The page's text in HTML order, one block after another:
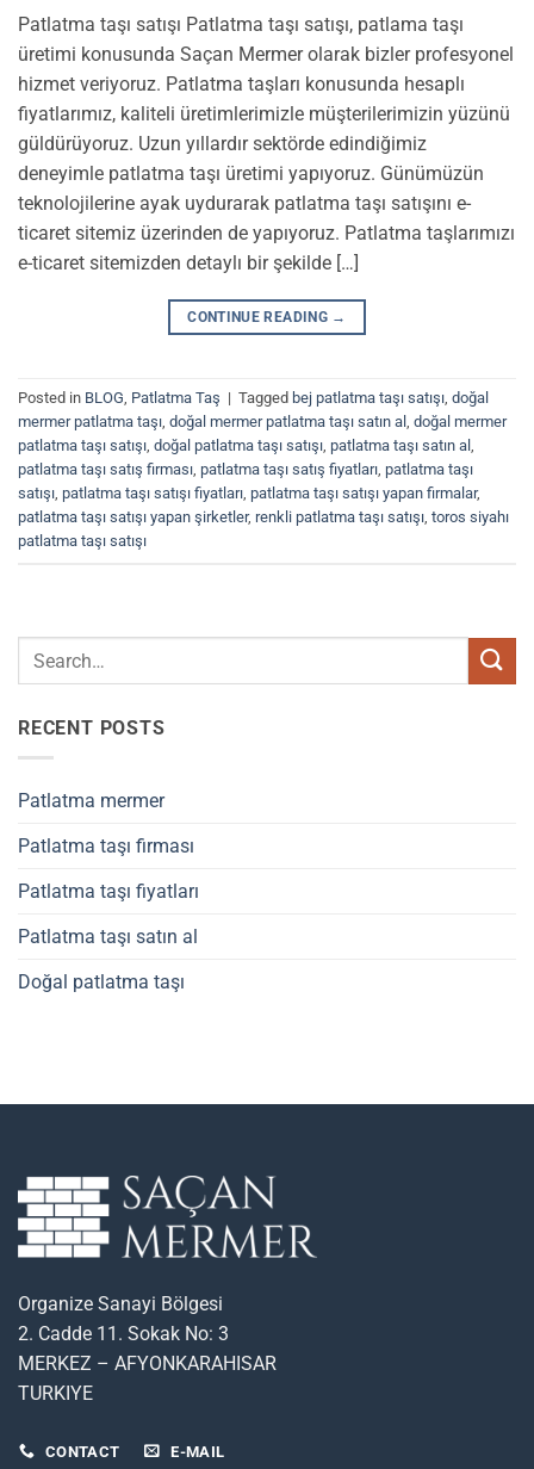
Patlatma taşı satışı Patlatma taşı satışı, patlama taşı
üretimi konusunda Saçan Mermer olarak bizler profesyonel
hizmet veriyoruz. Patlatma taşları konusunda hesaplı
fiyatlarımız, kaliteli üretimlerimizle müşterilerimizin yüzünü
güldürüyoruz. Uzun yıllardır sektörde edindiğimiz
deneyimle patlatma taşı üretimi yapıyoruz. Günümüzün
teknolojilerine ayak uydurarak patlatma taşı satışını e-
ticaret sitemiz üzerinden de yapıyoruz. Patlatma taşlarımızı
e-ticaret sitemizden detaylı bir şekilde […]
CONTINUE READING →
Posted in BLOG, Patlatma Taş | Tagged bej patlatma taşı satışı, doğal
mermer patlatma taşı, doğal mermer patlatma taşı satın al , doğal mermer
patlatma taşı satışı, doğal patlatma taşı satışı, patlatma taşı satın al ,
patlatma taşı satış firması, patlatma taşı satış fiyatları, patlatma taşı
satışı, patlatma taşı satışı fiyatları, patlatma taşı satışı yapan firmalar,
patlatma taşı satışı yapan şirketler, renkli patlatma taşı satışı, toros siyahı
patlatma taşı satışı
RECENT POSTS
Patlatma mermer
Patlatma taşı firması
Patlatma taşı fiyatları
Patlatma taşı satın al
Doğal patlatma taşı
Organize Sanayi Bölgesi
2. Cadde 11. Sokak No: 3
MERKEZ – AFYONKARAHISAR
TURKIYE
CONTACT E-MAIL